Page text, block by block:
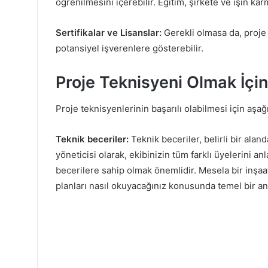
Sertifikalar ve Lisanslar: Gerekli olmasa da,
potansiyel işverenlere gösterebilir.
Proje Teknisyeni Olmak
Proje teknisyenlerinin başarılı olabilmesi için
Teknik beceriler: Teknik beceriler, belirli bir
yöneticisi olarak, ekibinizin tüm farklı üyelerini
becerilere sahip olmak önemlidir. Mesela bir
planları nasıl okuyacağınız konusunda temel bir